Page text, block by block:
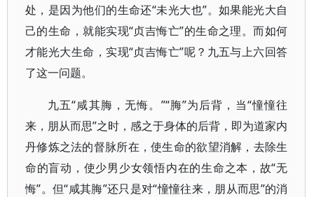
处，是因为他们的生命还“未光大也”。如果能光大自
己的生命，就能实现“贞吉悔亡”的生命之理。而如何
才能光大生命，实现“贞吉悔亡”呢？九五与上六回答
了这一问题。
九五“咸其脢，无悔。”“脢”为后背，当“憧憧往
来，朋从而思”之时，感之于身体的后背，即为道家内
丹修炼之法的督脉所在，使生命的欲望消解，去除生
命的盲动，使少男少女领悟内在的生命之本，故“无
悔”。但“咸其脢”还只是对“憧憧往来，朋从而思”的消